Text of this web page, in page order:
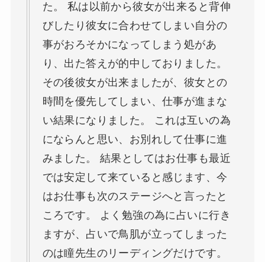
た。 私は以前から彼女が出来ると背伸
びしたり彼女に合わせてしまい自分の
事がおろそかになってしまう処があ
り、出た答えが的中しておりました。
その後彼女が出来ましたが、彼女との
時間を優先してしまい、仕事が進まな
い結果になりました。 これは互いの為
にならんと思い、お別れして仕事に進
みました。 結果としてはお仕事も最近
では安定して来ていると感じます、今
はお仕事も次のステージへと言ったと
ころです。 よく勉強の為に占いに行き
ますが、占いで鳥肌が立ってしまった
のは瞳先生のリーディングだけです。